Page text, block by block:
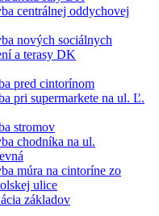
centrálnej oddychovej
nových sociálnych
a terasy DK
pred cintorínom
pri supermarkete na ul. Ľ.
stromov
chodníka na ul.
múra na cintoríne zo
ulice
základov